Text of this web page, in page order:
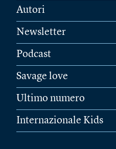
Autori
Newsletter
Podcast
Savage love
Ultimo numero
Internazionale Kids